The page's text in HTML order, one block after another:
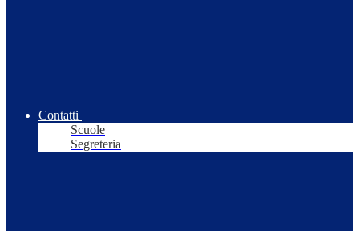
Contatti
Scuole
Segreteria